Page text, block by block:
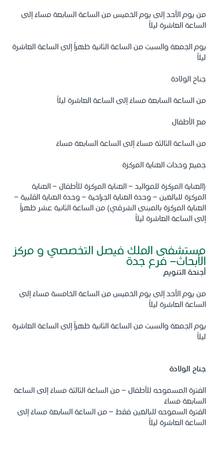
من يوم الأحد إلى يوم الخميس من الساعة السابعة مساءً إلى
الساعة العاشرة ليلاً
يوم الجمعة والسبت من الساعة الثانية ظهراً إلى الساعة العاشرة
ليلاً
جناح الولادة
من الساعة السابعة مساءً إلى الساعة العاشرة ليلاً
مع الأطفال
من الساعة الثالثة مساءً إلى الساعة السابعة مساءً
جميع وحدات العناية المركزة
(العناية المركزة للمواليد - العناية المركزة للأطفال - العناية
المركزة للبالغين - وحدة العناية الجراحية - وحدة العناية القلبية -
العناية المركزة بالمبنى الشرقي) من الساعة الثانية عشر ظهراً
إلى الساعة العاشرة ليلاً
مستشفى الملك فيصل التخصصي و مركز
الأبحاث- فرع جدة
أجنحة التنويم
من يوم الأحد إلى يوم الخميس من الساعة الخامسة مساءً إلى
الساعة العاشرة ليلاً
يوم الجمعة والسبت من الساعة الثانية ظهراً إلى الساعة العاشرة
ليلاً
جناح الولادة
الفترة المسموحه للأطفال - من الساعة الثالثة مساءً إلى الساعة
السابعة مساءً
الفترة السموحه للبالغين فقط - من الساعة السابعة مساءً إلى
الساعة العاشرة ليلاً